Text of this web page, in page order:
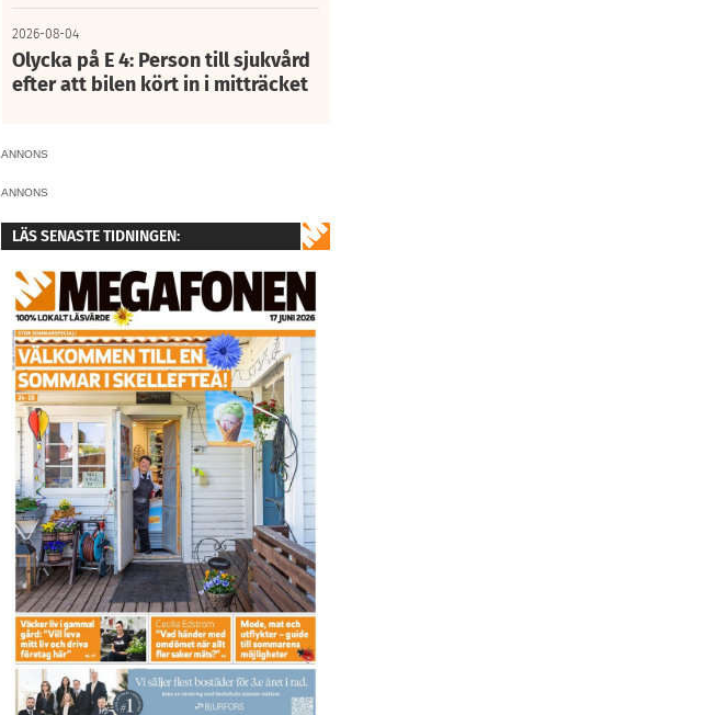
2026-08-04
Olycka på E 4: Person till sjukvård
efter att bilen kört in i mitträcket
ANNONS
ANNONS
LÄS SENASTE TIDNINGEN: